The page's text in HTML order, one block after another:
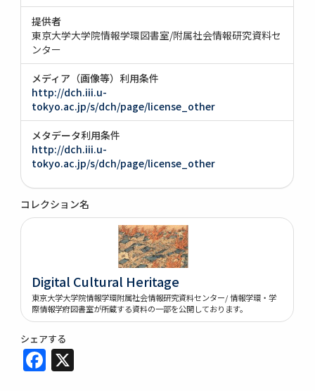
提供者
東京大学大学院情報学環図書室/附属社会情報研究資料セ
ンター
メディア（画像等）利用条件
http://dch.iii.u-
tokyo.ac.jp/s/dch/page/license_other
メタデータ利用条件
http://dch.iii.u-
tokyo.ac.jp/s/dch/page/license_other
コレクション名
Digital Cultural Heritage
東京大学大学院情報学環附属社会情報研究資料センター/ 情報学環・学
際情報学府図書室が所蔵する資料の一部を公開しております。
シェアする
Facebook